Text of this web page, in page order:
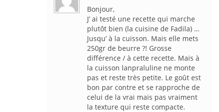
Bonjour,
J’ ai testé une recette qui marche
plutôt bien (la cuisine de Fadila) …
Jusqu’ à la cuisson. Mais elle mets
250gr de beurre ?! Grosse
différence / à cette recette. Mais à
la cuisson lanpraluline ne monte
pas et reste très petite. Le goût est
bon par contre et se rapproche de
celui de la vrai mais pas vraiment
la texture qui reste compacte.